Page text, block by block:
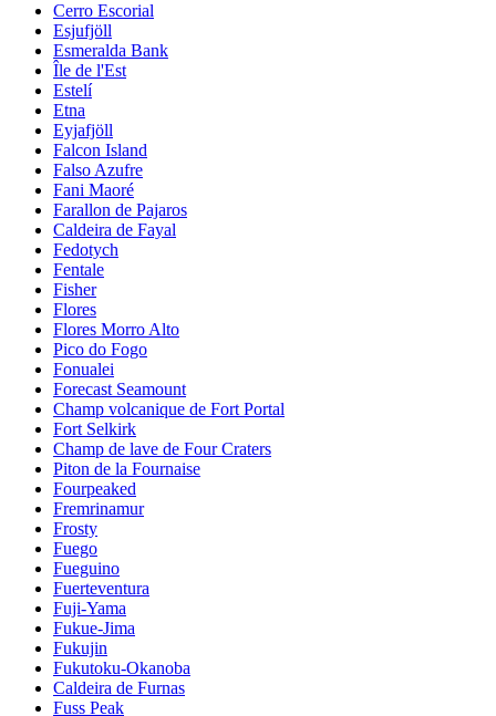
Cerro Escorial
Esjufjöll
Esmeralda Bank
Île de l'Est
Estelí
Etna
Eyjafjöll
Falcon Island
Falso Azufre
Fani Maoré
Farallon de Pajaros
Caldeira de Fayal
Fedotych
Fentale
Fisher
Flores
Flores Morro Alto
Pico do Fogo
Fonualei
Forecast Seamount
Champ volcanique de Fort Portal
Fort Selkirk
Champ de lave de Four Craters
Piton de la Fournaise
Fourpeaked
Fremrinamur
Frosty
Fuego
Fueguino
Fuerteventura
Fuji-Yama
Fukue-Jima
Fukujin
Fukutoku-Okanoba
Caldeira de Furnas
Fuss Peak